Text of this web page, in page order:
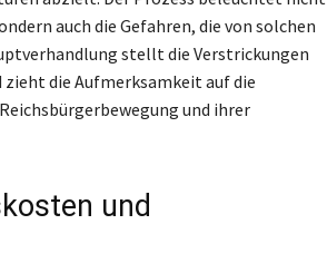
auch die Gefahren, die von solchen
stellt die Verstrickungen
zieht die Aufmerksamkeit auf die
und ihrer
und